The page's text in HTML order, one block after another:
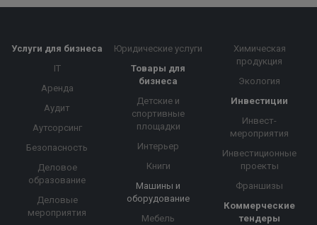
Услуги для бизнеса
IT
Аренда
Аудит
Аутсорсинг
Безопасность
Деловое
образование
Деловые
мероприятия
Юридические услуги
Товары для
бизнеса
Детские и
спортивные
площадки
Интерьер
Книги
Машины и
оборудование
Мебель
Химическая
продукция
Экология
Инвестиции
Инвест-
мероприятия
Инвестиционные
проекты
Франшизы
Коммерческие
тендеры